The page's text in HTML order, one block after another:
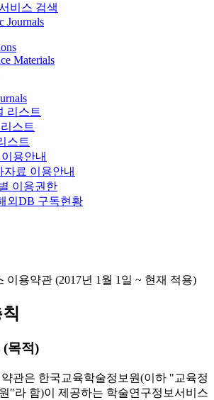
비스 검색
Journals
Materials
리스트
스트
스트
용안내
자료 이용안내
이용권한
외DB 구독현황
이용약관 (2017년 1월 1일 ~ 현재 적용)
(목적)
약관은 한국교육학술정보원(이하 "교육정
"라 함)이 제공하는 학술연구정보서비스